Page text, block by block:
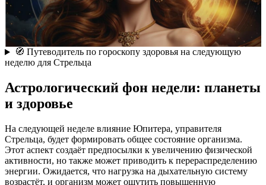
🧭 Путеводитель по гороскопу здоровья на следующую
неделю для Стрельца
Астрологический фон недели: планеты
и здоровье
На следующей неделе влияние Юпитера, управителя
Стрельца, будет формировать общее состояние организма.
Этот аспект создаёт предпосылки к увеличению физической
активности, но также может приводить к перераспределению
энергии. Ожидается, что нагрузка на дыхательную систему
возрастёт, и организм может ощутить повышенную